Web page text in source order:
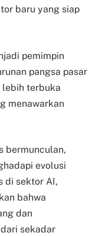
baru yang siap
pemimpin
pangsa pasar
lebih terbuka
menawarkan
bermunculan,
evolusi
di sektor AI,
bahwa
dan
sekadar